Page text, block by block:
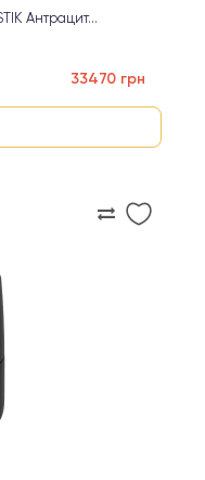
Антрацит...
33470 грн